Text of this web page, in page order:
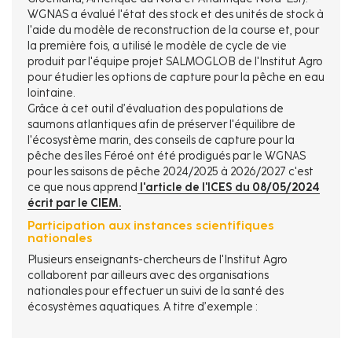
WGNAS a évalué l'état des stock et des unités de stock à
l'aide du modèle de reconstruction de la course et, pour
la première fois, a utilisé le modèle de cycle de vie
produit par l'équipe projet SALMOGLOB de l'Institut Agro
pour étudier les options de capture pour la pêche en eau
lointaine.
Grâce à cet outil d’évaluation des populations de
saumons atlantiques afin de préserver l'équilibre de
l'écosystème marin, des conseils de capture pour la
pêche des îles Féroé ont été prodigués par le WGNAS
pour les saisons de pêche 2024/2025 à 2026/2027 c'est
ce que nous apprend l'article de l'ICES du 08/05/2024
écrit par le CIEM.
Participation aux instances scientifiques
nationales
Plusieurs enseignants-chercheurs de l'Institut Agro
collaborent par ailleurs avec des organisations
nationales pour effectuer un suivi de la santé des
écosystèmes aquatiques. A titre d’exemple :